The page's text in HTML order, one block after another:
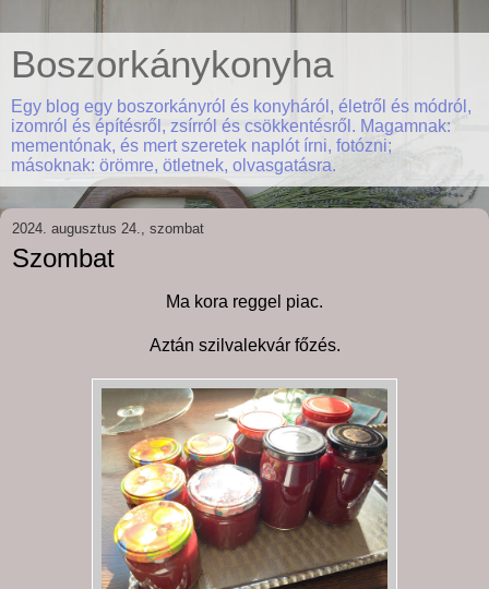
Boszorkánykonyha
Egy blog egy boszorkányról és konyháról, életről és módról,
izomról és építésről, zsírról és csökkentésről. Magamnak:
mementónak, és mert szeretek naplót írni, fotózni;
másoknak: örömre, ötletnek, olvasgatásra.
2024. augusztus 24., szombat
Szombat
Ma kora reggel piac.
Aztán szilvalekvár főzés.